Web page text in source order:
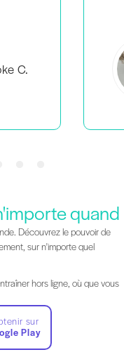
B.
quand
Découvrez le pouvoir de
sur n'importe quel
hors ligne, où que vous
sur
Play